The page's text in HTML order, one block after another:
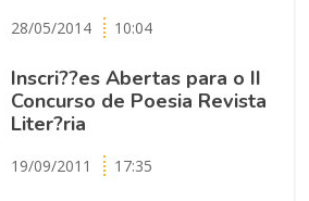
28/05/2014 10:04
Inscri??es Abertas para o II
Concurso de Poesia Revista
Liter?ria
19/09/2011 17:35